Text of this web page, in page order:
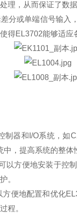
理，从而保证了数
分或单端信号输
得EL3702能够适
制器和I/O系统，如
，提高系统的整体
以方便地安装于控
。
便地配置和优化
程。